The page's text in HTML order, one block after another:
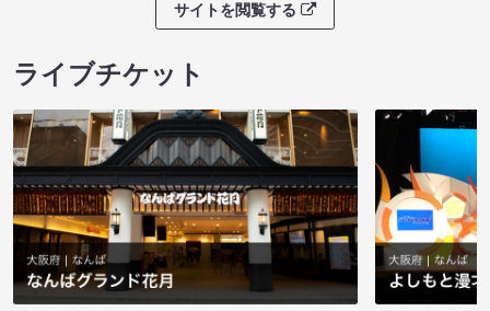
サイトを閲覧する
ライブチケット